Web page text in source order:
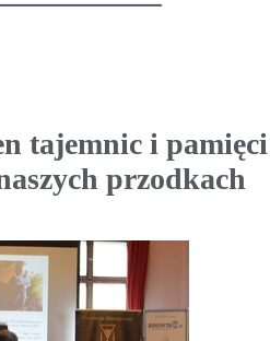
tajemnic i pamięci
przodkach